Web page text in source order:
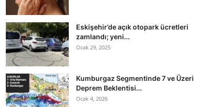
Eskişehir’de açık otopark ücretleri
zamlandı; yeni...
Ocak 29, 2025
Kumburgaz Segmentinde 7 ve Üzeri
Deprem Beklentisi...
Ocak 4, 2026